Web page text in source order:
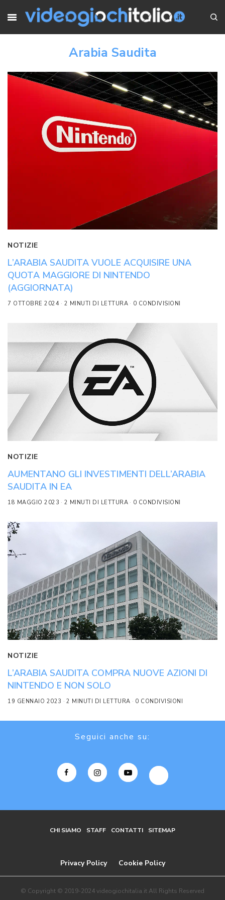
Arabia Saudita
NOTIZIE
L’ARABIA SAUDITA VUOLE ACQUISIRE UNA
QUOTA MAGGIORE DI NINTENDO
(AGGIORNATA)
7 OTTOBRE 2024 2 MINUTI DI LETTURA 0 CONDIVISIONI
NOTIZIE
AUMENTANO GLI INVESTIMENTI DELL’ARABIA
SAUDITA IN EA
18 MAGGIO 2023 2 MINUTI DI LETTURA 0 CONDIVISIONI
NOTIZIE
L’ARABIA SAUDITA COMPRA NUOVE AZIONI DI
NINTENDO E NON SOLO
19 GENNAIO 2023 2 MINUTI DI LETTURA 0 CONDIVISIONI
Seguici anche su:
CHI SIAMO STAFF CONTATTI SITEMAP
Privacy Policy Cookie Policy
© Copyright © 2019-2024 videogiochitalia.it All Rights Reserved